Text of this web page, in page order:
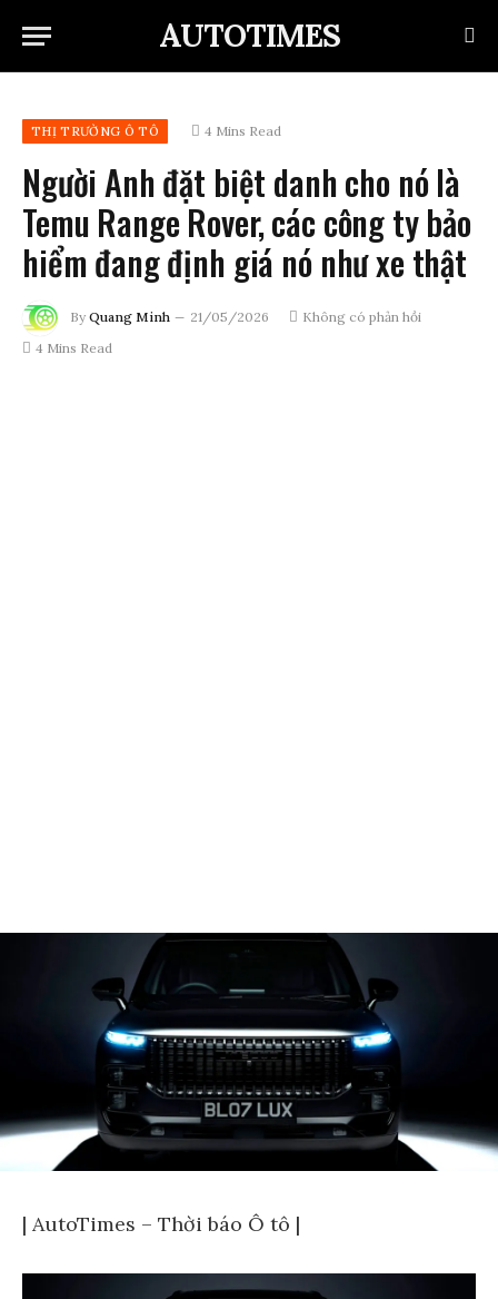
AUTOTIMES
THỊ TRƯỜNG Ô TÔ 4 Mins Read
Người Anh đặt biệt danh cho nó là
Temu Range Rover, các công ty bảo
hiểm đang định giá nó như xe thật
By Quang Minh 21/05/2026
Không có phản hồi
4 Mins Read
| AutoTimes – Thời báo Ô tô |